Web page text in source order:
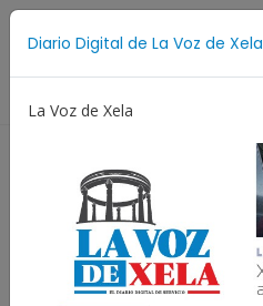
Diario Digital de La Voz de Xela
La Voz de Xela